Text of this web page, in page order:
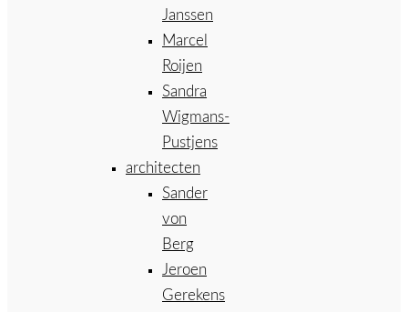
Janssen
Marcel
Roijen
Sandra
Wigmans-
Pustjens
architecten
Sander
von
Berg
Jeroen
Gerekens